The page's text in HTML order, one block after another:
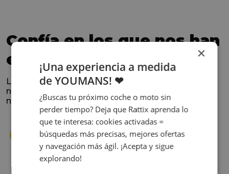
Confía en los que nos han
elegido
La satisfacción y la experiencia de los clientes es
nuestra prioridad. Lee lo que opinan y conoce
nuestra historia.
×
¡Una experiencia a medida
de YOUMANS! ❤
¿Buscas tu próximo coche o moto sin
perder tiempo? Deja que Rattix aprenda lo
que te interesa: cookies activadas =
búsquedas más precisas, mejores ofertas
y navegación más ágil. ¡Acepta y sigue
explorando!